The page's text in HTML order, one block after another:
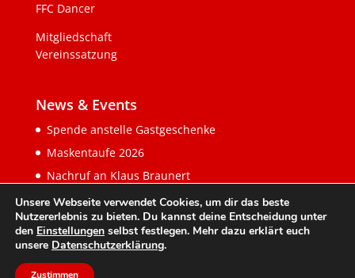
FFC Dancer
Mitgliedschaft
Vereinssatzung
News & Events
Spende anstelle Gastgeschenke
Maskentaufe 2026
Nachruf an Klaus Braunert
Unsere Webseite verwendet Cookies, um dir das beste
Nutzererlebnis zu bieten. Du kannst deine Entscheidung unter
den Einstellungen selbst festlegen. Mehr dazu erklärt euch
unsere Datenschutzerklärung.
Zustimmen